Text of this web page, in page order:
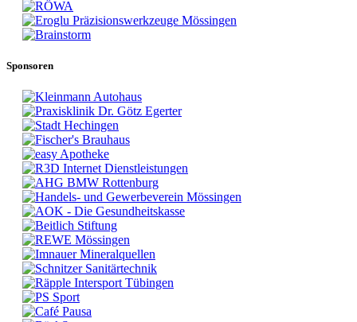
Sponsoren